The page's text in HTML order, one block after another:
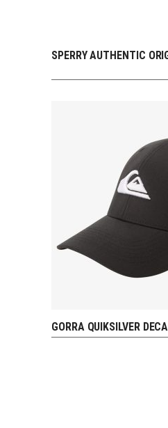
SELECCIONAR
SPERRY AUTHENTIC
AÑADIR
GORRA QUIKSILVER